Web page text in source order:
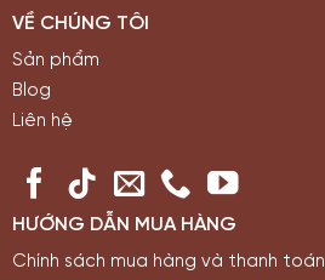
VỀ CHÚNG TÔI
Sản phẩm
Blog
Liên hệ
HƯỚNG DẪN MUA HÀNG
Chính sách mua hàng và thanh toán